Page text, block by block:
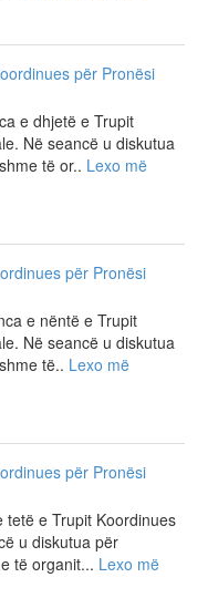
për Pronësi
e dhjetë e Trupit
Në seancë u diskutua
të or.. Lexo më
për Pronësi
e nëntë e Trupit
Në seancë u diskutua
të.. Lexo më
për Pronësi
e Trupit Koordinues
u diskutua për
të organit... Lexo më